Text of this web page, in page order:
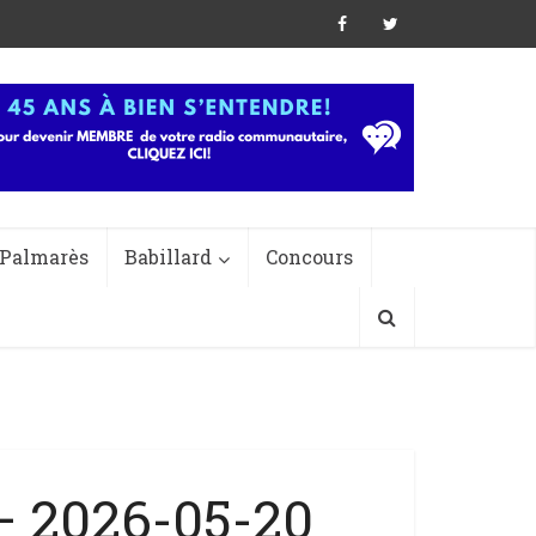
Palmarès Babillard Concours
2026-05-20